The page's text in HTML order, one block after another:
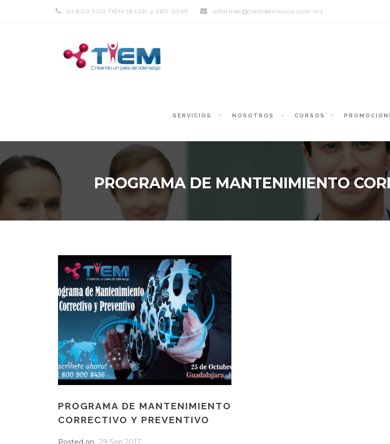
01 800 900 TIEM (8436) y 5611-0969 informes@tiemdemexico.com.mx
SERVICIOS NOSOTROS CURSOS
PROGRAMA DE MANTENIMIENTO
PROGRAMA DE MANTENIMIENTO
CORRECTIVO Y PREVENTIVO
Posted on 29 Sep 2017